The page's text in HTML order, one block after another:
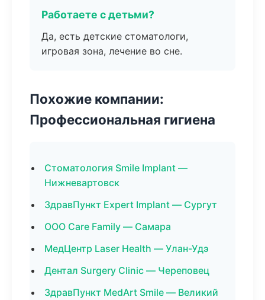
Работаете с детьми?
Да, есть детские стоматологи,
игровая зона, лечение во сне.
Похожие компании:
Профессиональная гигиена
Стоматология Smile Implant —
Нижневартовск
ЗдравПункт Expert Implant — Сургут
ООО Care Family — Самара
МедЦентр Laser Health — Улан-Удэ
Дентал Surgery Clinic — Череповец
ЗдравПункт MedArt Smile — Великий